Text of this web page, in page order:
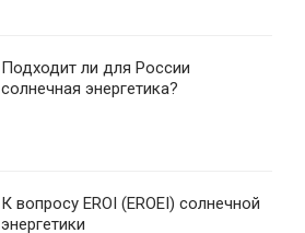
Подходит ли для России
солнечная энергетика?
К вопросу EROI (EROEI) солнечной
энергетики